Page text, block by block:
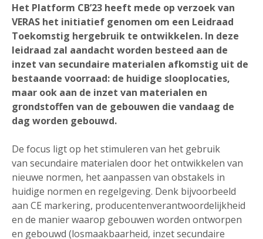
Het Platform CB’23 heeft mede op verzoek van
VERAS het initiatief genomen om een Leidraad
Toekomstig hergebruik te ontwikkelen. In deze
leidraad zal aandacht worden besteed aan de
inzet van secundaire materialen afkomstig uit de
bestaande voorraad: de huidige slooplocaties,
maar ook aan de inzet van materialen en
grondstoffen van de gebouwen die vandaag de
dag worden gebouwd.
De focus ligt op het stimuleren van het gebruik
van secundaire materialen door het ontwikkelen van
nieuwe normen, het aanpassen van obstakels in
huidige normen en regelgeving. Denk bijvoorbeeld
aan CE markering, producentenverantwoordelijkheid
en de manier waarop gebouwen worden ontworpen
en gebouwd (losmaakbaarheid, inzet secundaire